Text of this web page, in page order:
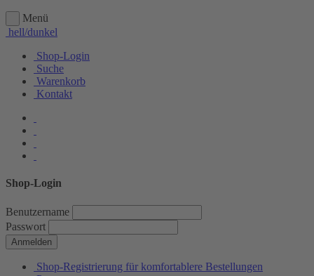
Menü
hell/dunkel
Shop-Login
Suche
Warenkorb
Kontakt
Shop-Login
Benutzername
Passwort
Anmelden
Shop-Registrierung für komfortablere Bestellungen